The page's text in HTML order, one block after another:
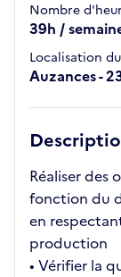
Nombre
39h /
Localisation
Auzances -
Réaliser des
fonction du
en
production
• Vérifier la